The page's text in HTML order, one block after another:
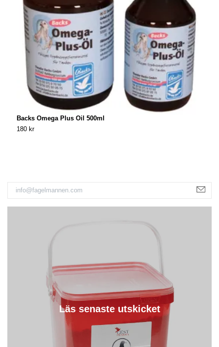
Läs senaste utskicket
Backs Omega Plus Oil 500ml
180 kr